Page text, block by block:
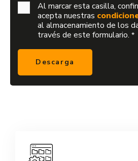
Al marcar esta casilla,
acepta nuestras
al almacenamiento de los
través de este formulario. *